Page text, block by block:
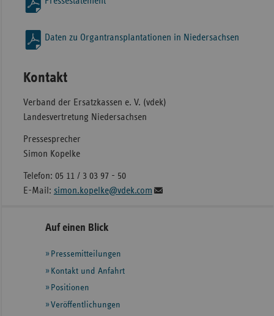
Daten zu Organtransplantationen in Niedersachsen
Kontakt
Verband der Ersatzkassen e. V. (vdek)
Landesvertretung Niedersachsen
Pressesprecher
Simon Kopelke
Telefon: 05 11 / 3 03 97 - 50
E-Mail: simon.kopelke@vdek.com
Seitennavigation
Seitenleiste
weiteren
Informationen
Auf einen Blick
Pressemitteilungen
Kontakt und Anfahrt
Positionen
Veröffentlichungen